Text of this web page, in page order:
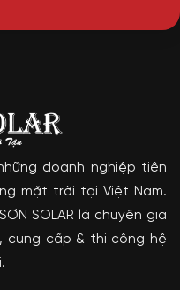
doanh nghiệp tiên
mặt trời tại Việt Nam.
SOLAR là chuyên gia
cung cấp & thi công hệ